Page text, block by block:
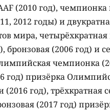
(2010 год), чемпионка
2012 годы) и
мира,
бронзовая (2006 год) и
чемпионка
год) призёрка
год), трёхкратная
(2017 год)